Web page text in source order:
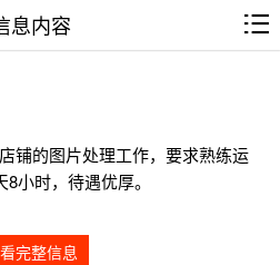
息内容
铺的图片处理工作，要求熟练运
小时，待遇优厚。
完整信息